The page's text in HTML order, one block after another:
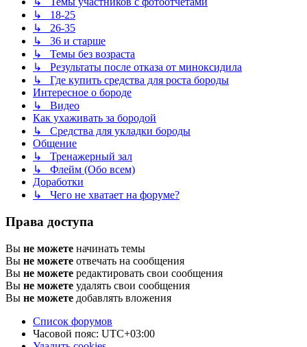
↳ 18-25
↳ 26-35
↳ 36 и старше
↳ Темы без возраста
↳ Результаты после отказа от миноксидила
↳ Где купить средства для роста бороды
Интересное о бороде
↳ Видео
Как ухаживать за бородой
↳ Средства для укладки бороды
Общение
↳ Тренажерный зал
↳ Флейм (Обо всем)
Доработки
↳ Чего не хватает на форуме?
Права доступа
Вы не можете начинать темы
Вы не можете отвечать на сообщения
Вы не можете редактировать свои сообщения
Вы не можете удалять свои сообщения
Вы не можете добавлять вложения
Список форумов
Часовой пояс: UTC+03:00